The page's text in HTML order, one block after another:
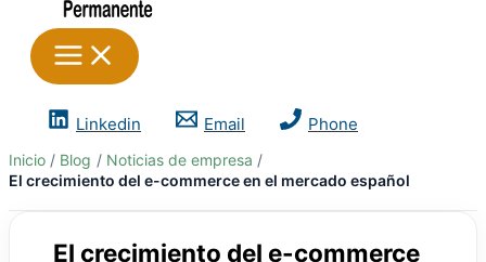
Linkedin Email Phone
Inicio Blog
Noticias de empresa
El crecimiento del e-commerce en el mercado español
El crecimiento del e-commerce